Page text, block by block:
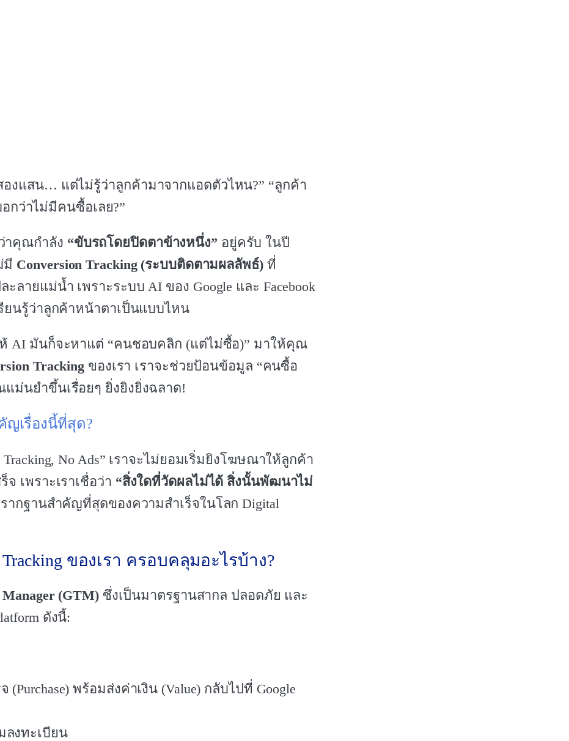
งแสน… แต่ไม่รู้ว่าลูกค้ามาจากแอดตัวไหน?” “ลูกค้า
กว่าไม่มีคนซื้อเลย?”
าคุณกำลัง “ขับรถโดยปิดตาข้างหนึ่ง” อยู่ครับ ในปี
มี Conversion Tracking (ระบบติดตามผลลัพธ์)ที่
ลายแม่น้ำ เพราะระบบ AI ของ Google และ Facebook
ยนรู้ว่าลูกค้าหน้าตาเป็นแบบไหน
AI มันก็จะหาแต่ “คนชอบคลิก (แต่ไม่ซื้อ)” มาให้คุณ
Tracking ของเรา เราจะช่วยป้อนข้อมูล “คนซื้อ
ม่นยำขึ้นเรื่อยๆ ยิ่งยิงยิ่งฉลาด!
ญเรื่องนี้ที่สุด?
Tracking, No Ads” เราจะไม่ยอมเริ่มยิงโฆษณาให้ลูกค้า
เพราะเราเชื่อว่า “สิ่งใดที่วัดผลไม่ได้ สิ่งนั้นพัฒนาไม่
ากฐานสำคัญที่สุดของความสำเร็จในโลก Digital
ของเรา ครอบคลุมอะไรบ้าง?
Manager (GTM)ซึ่งเป็นมาตรฐานสากล ปลอดภัย และ
ดังนี้:
(Purchase) พร้อมส่งค่าเงิน (Value) กลับไปที่ Google
งทะเบียน